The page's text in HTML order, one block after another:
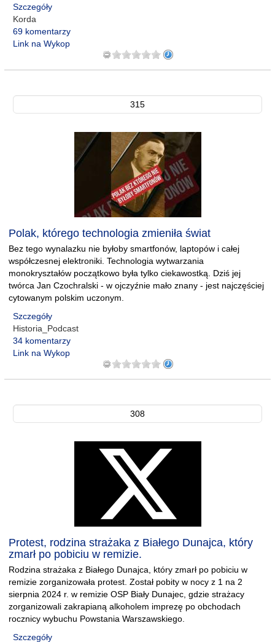
Szczegóły
Korda
69 komentarzy
Link na Wykop
315
Polak, którego technologia zmieniła świat
Bez tego wynalazku nie byłoby smartfonów, laptopów i całej
współczesnej elektroniki. Technologia wytwarzania
monokryształów początkowo była tylko ciekawostką. Dziś jej
twórca Jan Czochralski - w ojczyźnie mało znany - jest najczęściej
cytowanym polskim uczonym.
Szczegóły
Historia_Podcast
34 komentarzy
Link na Wykop
308
Protest, rodzina strażaka z Białego Dunajca, który
zmarł po pobiciu w remizie.
Rodzina strażaka z Białego Dunajca, który zmarł po pobiciu w
remizie zorganizowała protest. Został pobity w nocy z 1 na 2
sierpnia 2024 r. w remizie OSP Biały Dunajec, gdzie strażacy
zorganizowali zakrapianą alkoholem imprezę po obchodach
rocznicy wybuchu Powstania Warszawskiego.
Szczegóły